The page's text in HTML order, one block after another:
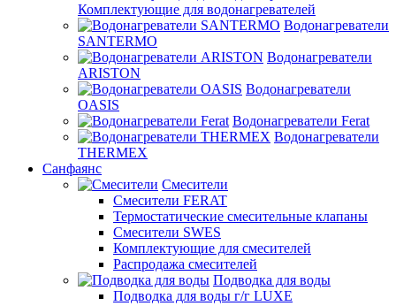
Комплектующие для водонагревателей
Водонагреватели
SANTERMO
Водонагреватели
ARISTON
Водонагреватели
OASIS
Водонагреватели Ferat
Водонагреватели
THERMEX
Санфаянс
Смесители
Смесители FERAT
Термостатические смесительные клапаны
Смесители SWES
Комплектующие для смесителей
Распродажа смесителей
Подводка для воды
Подводка для воды г/г LUXE